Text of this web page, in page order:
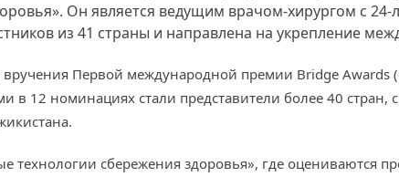
Он является ведущим врачом-хирургом с
из 41 страны и направлена на укрепление
Первой международной премии Bridge Awards
в 12 номинациях стали представители более 40 стран,
сбережения здоровья», где оцениваются